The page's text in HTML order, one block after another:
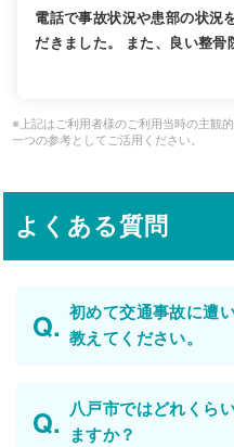
電話で事故状況や患部の状況
だきました。 また、良い整骨
※上記はご利用者様のご利用当時の主観
一つの参考としてご活用ください。
よくある質問
初めて交通事故に遭
教えてください。
八戸市ではどれくら
ますか？